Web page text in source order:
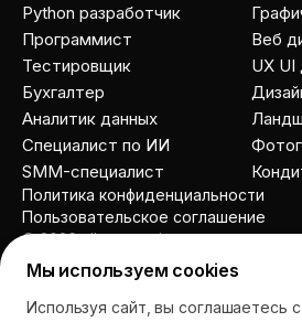
Python разработчик
Программист
Тестировщик
Бухгалтер
Аналитик данных
Специалист по ИИ
SMM-специалист
Веб
UX UI
© 2026 allcourses.io
Пользовательское соглашение
Политика конфиденциальности
Мы используем cookies
Используя сайт, вы соглашаетесь с